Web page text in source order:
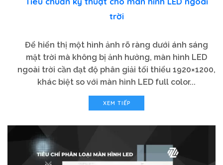
trời
Để hiển thị một hình ảnh rõ ràng dưới ánh sáng
mặt trời mà không bị ảnh hưởng, màn hình LED
ngoài trời cần đạt độ phân giải tối thiểu 1920×1200,
khác biệt so với màn hình LED full color...
XEM TIẾP